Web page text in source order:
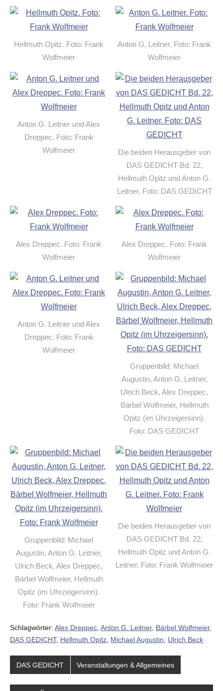
Hellmuth Opitz. Foto: Frank
Wolfmeier
Anton G. Leitner. Foto: Frank
Wolfmeier
Anton G. Leitner und Alex
Dreppec. Foto: Frank
Wolfmeier
Die beiden Herausgeber von
DAS GEDICHT Bd. 22,
Hellmuth Opitz und Anton G.
Leitner. Foto: DAS GEDICHT
Alex Dreppec. Foto: Frank
Wolfmeier
Alex Dreppec. Foto: Frank
Wolfmeier
Anton G. Leitner und Alex
Dreppec. Foto: Frank
Wolfmeier
Gruppenbild: Michael
Augustin, Anton G. Leitner,
Ulrich Beck, Alex Dreppec,
Bärbel Wolfmeier, Hellmuth
Opitz (im Uhrzeigersinn).
Foto: DAS GEDICHT
Gruppenbild: Michael
Augustin, Anton G. Leitner,
Ulrich Beck, Alex Dreppec,
Bärbel Wolfmeier, Hellmuth
Opitz (im Uhrzeigersinn).
Foto: Frank Wolfmeier
Die beiden Herausgeber von
DAS GEDICHT Bd. 22,
Hellmuth Opitz und Anton G.
Leitner. Foto: Frank Wolfmeier
Schlagwörter: Alex Dreppec Anton G. Leitner, Bärbel Wolfmeier,
DAS GEDICHT, Hellmuth Opitz Michael Augustin Ulrich Beck
DAS GEDICHT Veranstaltungen & Allgemeines